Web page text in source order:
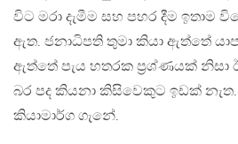
විට මරා දැමීම සහ පහර දීම ඉතාම
ඇත. ජනාධිපති තුමා කියා ඇත්තේ
ඇත්තේ පැය හතරක ප්‍රශ්ණයක් නිසා
බර පද කියනා කිසිවෙකුට ඉඩක්
කියාමාර්ග ගැනේ.